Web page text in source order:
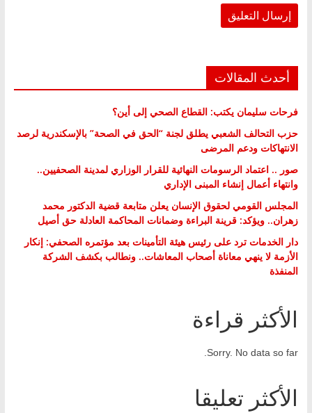
أحدث المقالات
فرحات سليمان يكتب: القطاع الصحي إلى أين؟
حزب التحالف الشعبي يطلق لجنة “الحق في الصحة” بالإسكندرية لرصد
الانتهاكات ودعم المرضى
صور .. اعتماد الرسومات النهائية للقرار الوزاري لمدينة الصحفيين..
وانتهاء أعمال إنشاء المبنى الإداري
المجلس القومي لحقوق الإنسان يعلن متابعة قضية الدكتور محمد
زهران.. ويؤكد: قرينة البراءة وضمانات المحاكمة العادلة حق أصيل
دار الخدمات ترد على رئيس هيئة التأمينات بعد مؤتمره الصحفي: إنكار
الأزمة لا ينهي معاناة أصحاب المعاشات.. ونطالب بكشف الشركة
المنفذة
الأكثر قراءة
Sorry. No data so far.
الأكثر تعليقا